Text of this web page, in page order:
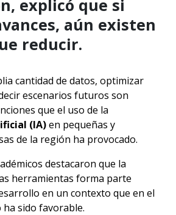
explicó que si
aún existen
reducir.
cantidad de datos, optimizar
escenarios futuros son
que el uso de la
(IA)en pequeñas y
de la región ha provocado.
destacaron que la
herramientas forma parte
en un contexto que en el
sido favorable.